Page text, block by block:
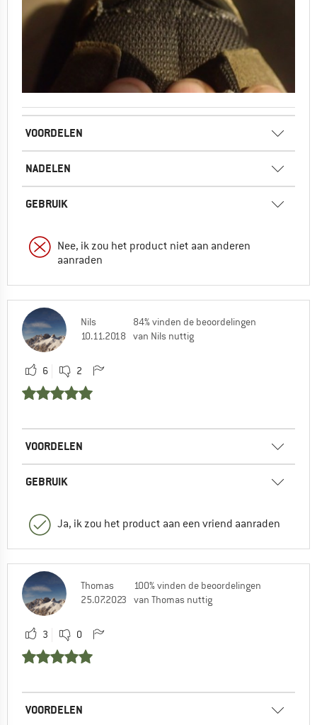
VOORDELEN
NADELEN
GEBRUIK
Nee, ik zou het product niet aan anderen
aanraden
Nils
10.11.2018
84% vinden de beoordelingen
van Nils nuttig
6 2
VOORDELEN
GEBRUIK
Ja, ik zou het product aan een vriend aanraden
Thomas
25.07.2023
100% vinden de beoordelingen
van Thomas nuttig
3 0
VOORDELEN